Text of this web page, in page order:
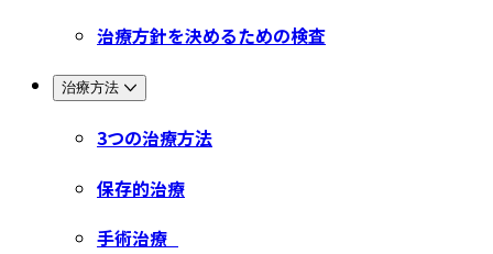
治療方針を決めるための検査
治療方法
3つの治療方法
保存的治療
手術治療